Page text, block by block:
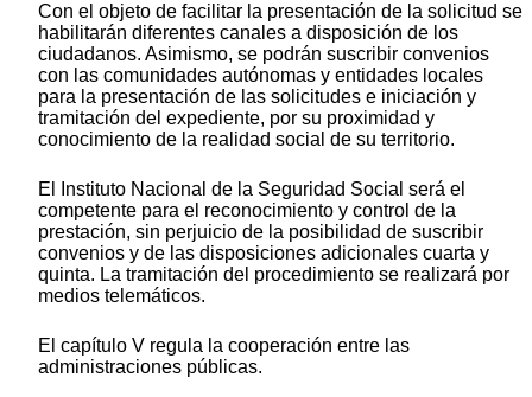
Con el objeto de facilitar la presentación de la solicitud se
habilitarán diferentes canales a disposición de los
ciudadanos. Asimismo, se podrán suscribir convenios
con las comunidades autónomas y entidades locales
para la presentación de las solicitudes e iniciación y
tramitación del expediente, por su proximidad y
conocimiento de la realidad social de su territorio.
El Instituto Nacional de la Seguridad Social será el
competente para el reconocimiento y control de la
prestación, sin perjuicio de la posibilidad de suscribir
convenios y de las disposiciones adicionales cuarta y
quinta. La tramitación del procedimiento se realizará por
medios telemáticos.
El capítulo V regula la cooperación entre las
administraciones públicas.